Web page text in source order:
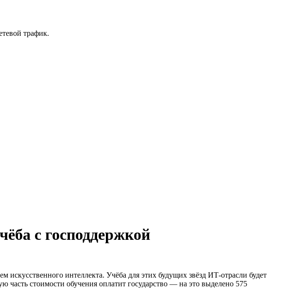
трафик.
с господдержкой
искусственного интеллекта. Учёба для этих будущих звёзд ИТ-отрасли будет
стоимости обучения оплатит государство — на это выделено 575